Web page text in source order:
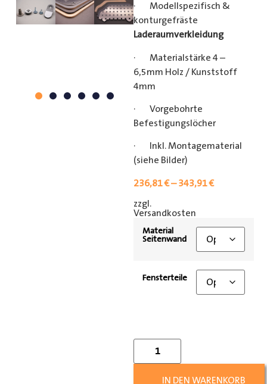
· Modellspezifisch &
konturgefräste
Laderaumverkleidung
· Materialstärke 4 –
6,5mm Holz / Kunststoff
4mm
· Vorgebohrte
Befestigungslöcher
· Inkl. Montagematerial
(siehe Bilder)
236,81€–343,91€
zzgl.
Versandkosten
Material
Seitenwand
Fensterteile
IN DEN WARENKORB